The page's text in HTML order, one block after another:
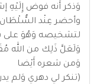
وَذكر أَنه فوض إِلَيْهِ
وأحضر عِنْد
لتشخيصه وَهُوَ على
وَلَعَلَّ ذَلِك من الله
وَمن شعره أَيْضا
(تنكر لي دهري وَلم